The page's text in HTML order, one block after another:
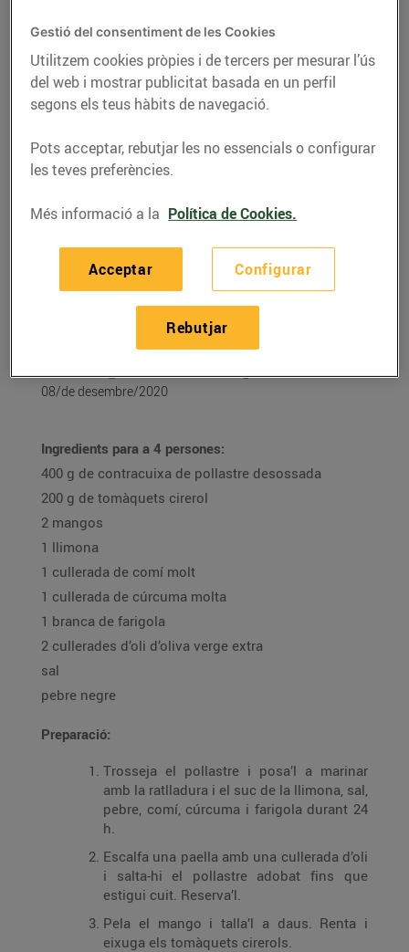
RECEPTES
Minibroquetes de
pollastre marinat amb
mango i tomàquet
08/de desembre/2020
Ingredients para a 4 persones:
400 g de contracuixa de pollastre desossada
200 g de tomàquets cirerol
2 mangos
1 llimona
1 cullerada de comí molt
1 cullerada de cúrcuma molta
1 branca de farigola
2 cullerades d’oli d’oliva verge extra
sal
pebre negre
Preparació:
Trosseja el pollastre i posa’l a marinar
amb la ratlladura i el suc de la llimona, sal,
pebre, comí, cúrcuma i farigola durant 24
h.
Escalfa una paella amb una cullerada d’oli
i salta-hi el pollastre adobat fins que
estigui cuit. Reserva’l.
Pela el mango i talla’l a daus. Renta i
eixuga els tomàquets cirerols.
Gestió del consentiment de les Cookies
Utilitzem cookies pròpies i de tercers per mesurar l’ús
del web i mostrar publicitat basada en un perfil
segons els teus hàbits de navegació.
Pots acceptar, rebutjar les no essencials o configurar
les teves preferències.
Més informació a la Política de Cookies.
Configurar
Rebutjar
Acceptar